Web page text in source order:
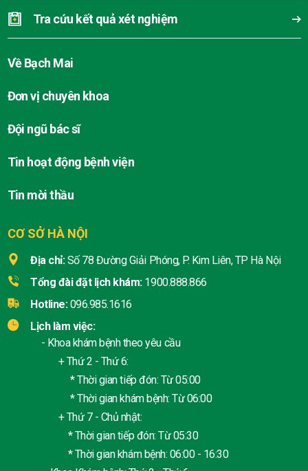
CƠ SỞ HÀ NỘI
Địa chỉ: Số 78 Đường Giải Phóng, P. Kim Liên, TP Hà Nội
Tổng đài đặt lịch khám: 1900.888.866
Hotline: 096.985.1616
Lịch làm việc:
- Khoa khám bệnh theo yêu cầu
+ Thứ 2 - Thứ 6:
* Thời gian tiếp đón: Từ 05:00
* Thời gian khám bệnh: Từ 06:00
+ Thứ 7 - Chủ nhật:
* Thời gian tiếp đón: Từ 05:30
* Thời gian khám bệnh: 06:00 - 16:30
Tra cứu kết quả xét nghiệm
Về Bạch Mai
Đơn vị chuyên khoa
Đội ngũ bác sĩ
Tin hoạt động bệnh viện
Tin mời thầu